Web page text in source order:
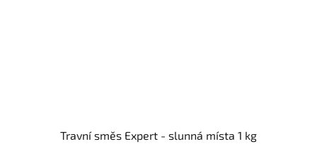
Travní směs Expert - slunná místa 1 kg